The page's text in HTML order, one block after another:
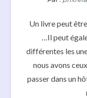
Un livre peut
…Il peut
différentes les
nous avons
passer dans un